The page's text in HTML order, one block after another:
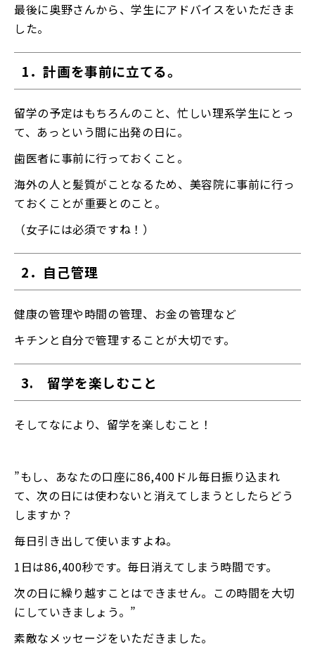
最後に奥野さんから、学生にアドバイスをいただきま
した。
1．計画を事前に立てる。
留学の予定はもちろんのこと、忙しい理系学生にとっ
て、あっという間に出発の日に。
歯医者に事前に行っておくこと。
海外の人と髪質がことなるため、美容院に事前に行っ
ておくことが重要とのこと。
（女子には必須ですね！）
2．自己管理
健康の管理や時間の管理、お金の管理など
キチンと自分で管理することが大切です。
3. 留学を楽しむこと
そしてなにより、留学を楽しむこと！
”もし、あなたの口座に86,400ドル毎日振り込まれ
て、次の日には使わないと消えてしまうとしたらどう
しますか？
毎日引き出して使いますよね。
1日は86,400秒です。毎日消えてしまう時間です。
次の日に繰り越すことはできません。この時間を大切
にしていきましょう。”
素敵なメッセージをいただきました。